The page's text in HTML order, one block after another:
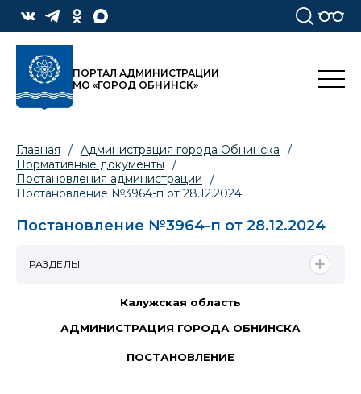
ПОРТАЛ АДМИНИСТРАЦИИ
МО «ГОРОД ОБНИНСК»
Главная / Администрация города Обнинска
/
Нормативные документы
/
Постановления администрации
/
Постановление №3964-п от 28.12.2024
Постановление №3964-п от 28.12.2024
Калужская область
АДМИНИСТРАЦИЯ ГОРОДА ОБНИНСКА
ПОСТАНОВЛЕНИЕ
РАЗДЕЛЫ